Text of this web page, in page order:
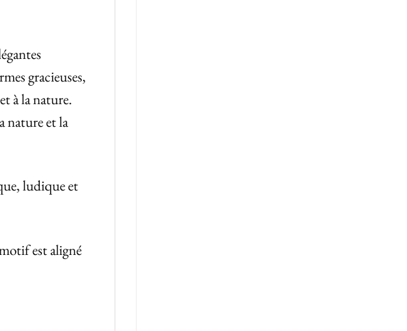
gracieuses,
à la nature.
nature et la
ludique et
est aligné